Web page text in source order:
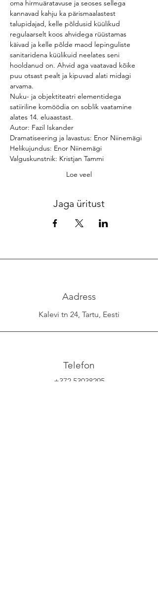
oma hirmuäratavuse ja seoses sellega
kannavad kahju ka pärismaalastest
talupidajad, kelle põldusid küülikud
regulaarselt koos ahvidega rüüstamas
käivad ja kelle põlde maod lepinguliste
sanitaridena küülikuid neelates seni
hooldanud on. Ahvid aga vaatavad kõike
puu otsast pealt ja kipuvad alati midagi
arvama.
Nuku- ja objektiteatri elementidega
satiiriline komöödia on soblik vaatamine
alates 14. eluaastast.
Autor: Fazil Iskander
Dramatiseering ja lavastus: Enor Niinemägi
Helikujundus: Enor Niinemägi
Valguskunstnik: Kristjan Tammi
Loe veel
Jaga üritust
Aadress
Kalevi tn 24, Tartu, Eesti
Telefon
+372 53038295